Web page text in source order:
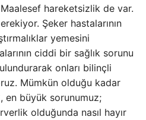
hareketsizlik de var.
Şeker hastalarının
yemesini
ciddi bir sağlık sorunu
onları bilinçli
Mümkün olduğu kadar
en büyük sorunumuz;
olduğunda nasıl hayır